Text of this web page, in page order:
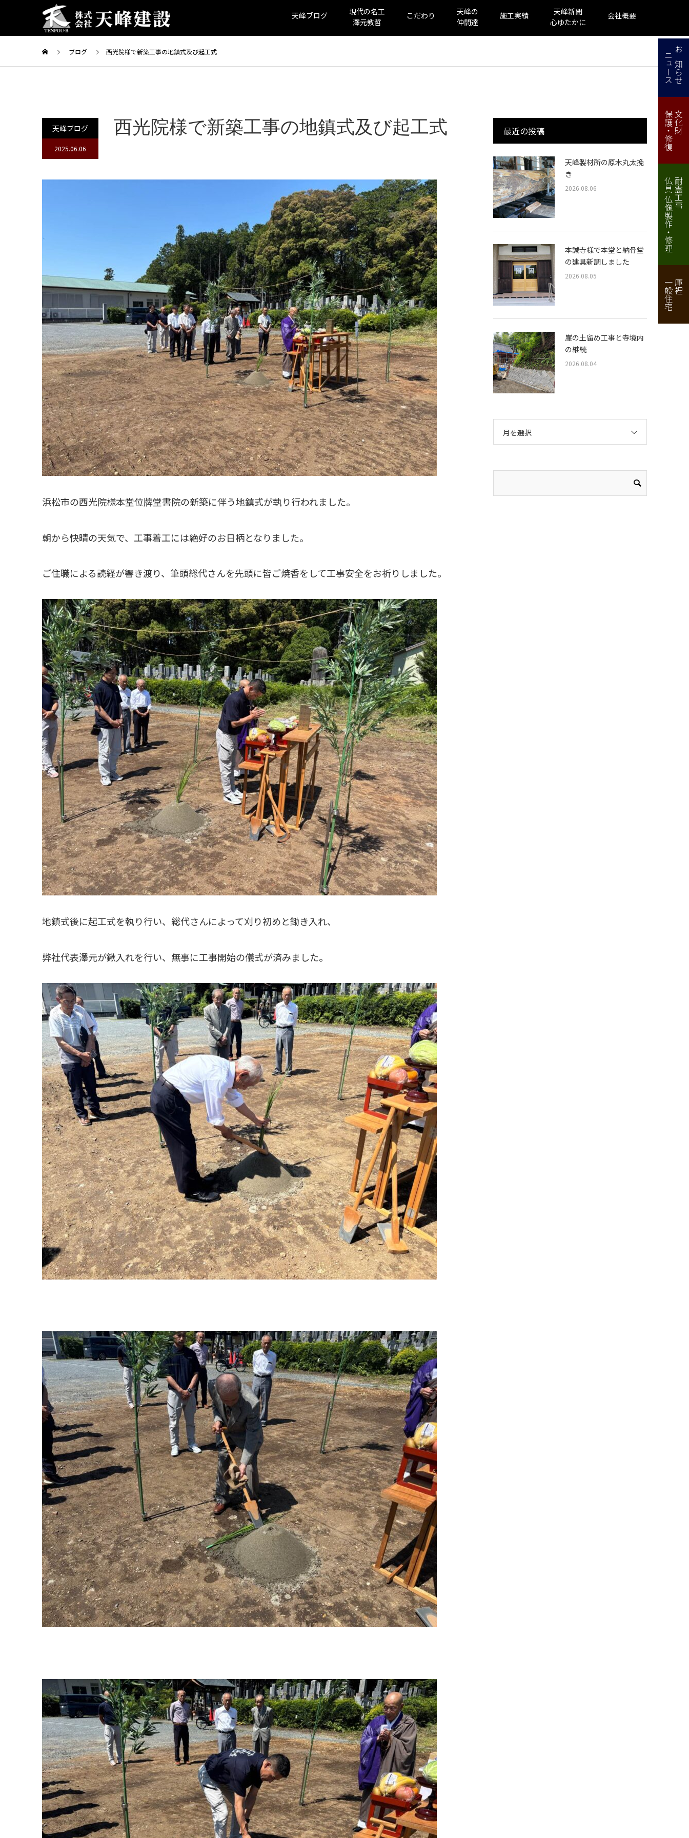
天峰ブログ
現代の名工
澤元教哲
こだわり
天峰の
仲間達
施工実績
天峰新聞
心ゆたかに
会社概要
ブログ 西光院様で新築工事の地鎮式及び起工式
天峰ブログ
2025.06.06
西光院様で新築工事の地鎮式及び起工式
浜松市の西光院様本堂位牌堂書院の新築に伴う地鎮式が執り行われました。
朝から快晴の天気で、工事着工には絶好のお日柄となりました。
ご住職による読経が響き渡り、筆頭総代さんを先頭に皆ご焼香をして工事安全をお祈りしました。
地鎮式後に起工式を執り行い、総代さんによって刈り初めと鋤き入れ、
弊社代表澤元が鍬入れを行い、無事に工事開始の儀式が済みました。
最近の投稿
天峰製材所の原木丸太挽
き
2026.08.06
本誠寺様で本堂と納骨堂
の建具新調しました
2026.08.05
崖の土留め工事と寺境内
の継続
2026.08.04
月を選択
お知らせ
ニュース
文化財
保護・修復
耐震工事
仏具 仏像製作・修理
庫裡
一般住宅